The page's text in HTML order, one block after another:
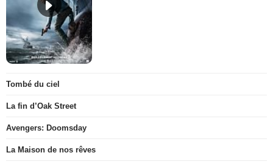
Tombé du ciel
La fin d’Oak Street
Avengers: Doomsday
La Maison de nos rêves